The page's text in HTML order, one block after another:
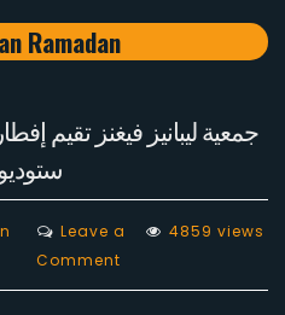
Ramadan
جمعية ليبانيز فيغنز تقيم
ستوديو
Leave a
Commenton
جمعية
4859 views